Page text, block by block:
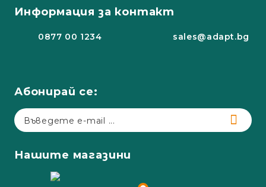
Информация за контакт
0877 00 1234 sales@adapt.bg
Абонирай се:
Нашите магазини